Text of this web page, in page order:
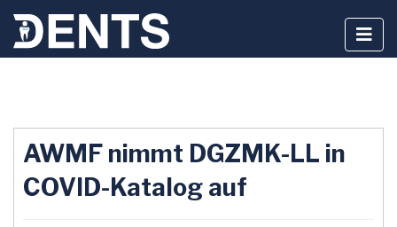
springen
AWMF nimmt DGZMK-LL in
COVID-Katalog auf